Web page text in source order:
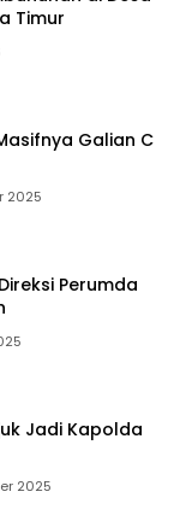
Timur
Galian C
2025
Perumda
Jadi Kapolda
2025